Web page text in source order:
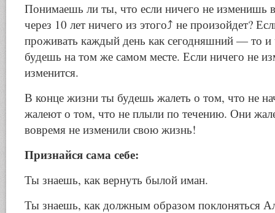
Понимаешь ли ты, что если ничего не изменишь
через 10 лет ничего из этого⤴️ не произойдет?
проживать каждый день как сегодняшний — то и
будешь на том же самом месте. Если ничего не
изменится.
В конце жизни ты будешь жалеть о том, что не
жалеют о том, что не плыли по течению. Они
вовремя не изменили свою жизнь!
Признайся сама себе:
Ты знаешь, как вернуть былой иман.
Ты знаешь, как должным образом поклоняться